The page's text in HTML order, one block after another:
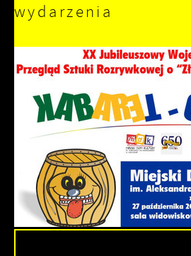
wydarzenia